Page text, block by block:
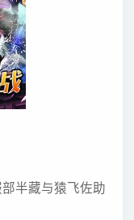
半藏与猿飞佐助